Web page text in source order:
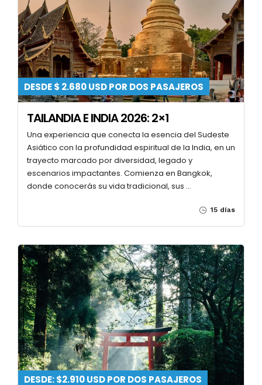
DESDE $ 2.680 USD POR DOS PASAJEROS
TAILANDIA E INDIA 2026: 2×1
Una experiencia que conecta la esencia del Sudeste
Asiático con la profundidad espiritual de la India, en un
trayecto marcado por diversidad, legado y
escenarios impactantes. Comienza en Bangkok,
donde conocerás su vida tradicional, sus …
15 días
DESDE: $2.910 USD POR DOS PASAJEROS